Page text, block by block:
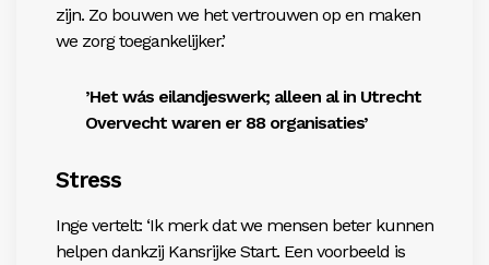
zijn. Zo bouwen we het vertrouwen op en maken
we zorg toegankelijker.’
’Het wás eilandjeswerk; alleen al in Utrecht
Overvecht waren er 88 organisaties’
Stress
Inge vertelt: ‘Ik merk dat we mensen beter kunnen
helpen dankzij Kansrijke Start. Een voorbeeld is